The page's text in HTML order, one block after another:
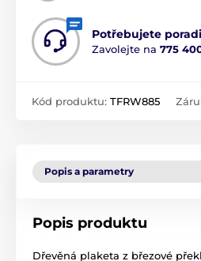
Potřebujete
Zavolejte na 775
Kód produktu: TFRW885
Popis a parametry
Popis produktu
Dřevěná plaketa z březové